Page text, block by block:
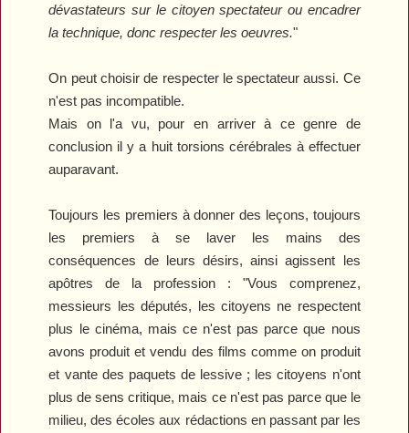
dévastateurs sur le citoyen spectateur ou encadrer
la technique, donc respecter les oeuvres."
On peut choisir de respecter le spectateur aussi. Ce
n'est pas incompatible.
Mais on l'a vu, pour en arriver à ce genre de
conclusion il y a huit torsions cérébrales à effectuer
auparavant.
Toujours les premiers à donner des leçons, toujours
les premiers à se laver les mains des
conséquences de leurs désirs, ainsi agissent les
apôtres de la profession : "Vous comprenez,
messieurs les députés, les citoyens ne respectent
plus le cinéma, mais ce n'est pas parce que nous
avons produit et vendu des films comme on produit
et vante des paquets de lessive ; les citoyens n'ont
plus de sens critique, mais ce n'est pas parce que le
milieu, des écoles aux rédactions en passant par les